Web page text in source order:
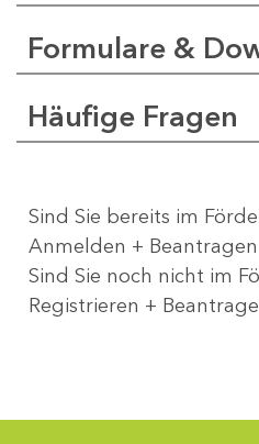
Formulare &
Häufige Fragen
Sind Sie bereits im
Anmelden + Beantragen
Sind Sie noch nicht im
Registrieren +